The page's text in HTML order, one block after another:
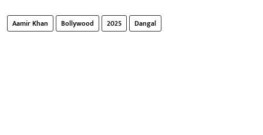
Aamir Khan Bollywood 2025 Dangal